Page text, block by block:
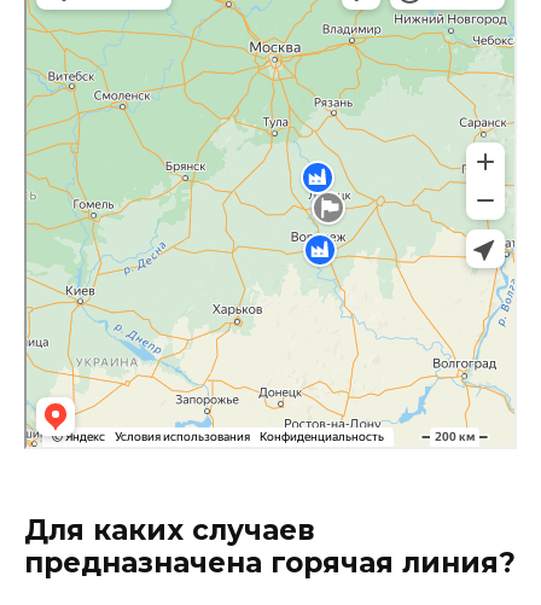
Для каких случаев
предназначена горячая линия?